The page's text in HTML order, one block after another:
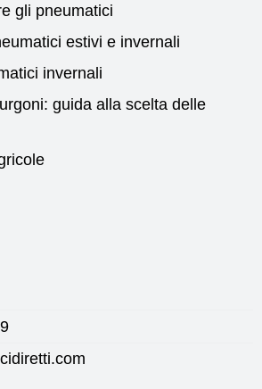
gli pneumatici
estivi e invernali
invernali
guida alla scelta delle